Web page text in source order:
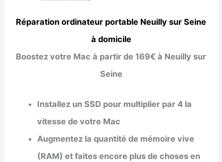
Réparation ordinateur portable Neuilly sur Seine
à domicile
Boostez votre Mac à partir de 169€ à Neuilly sur
Seine
Installez un SSD pour multiplier par 4 la
vitesse de votre Mac
Augmentez la quantité de mémoire vive
(RAM) et faites encore plus de choses en